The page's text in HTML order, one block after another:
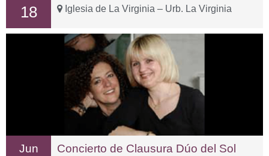
18 Iglesia de La Virginia – Urb. La Virginia
Jun Concierto de Clausura Dúo del Sol